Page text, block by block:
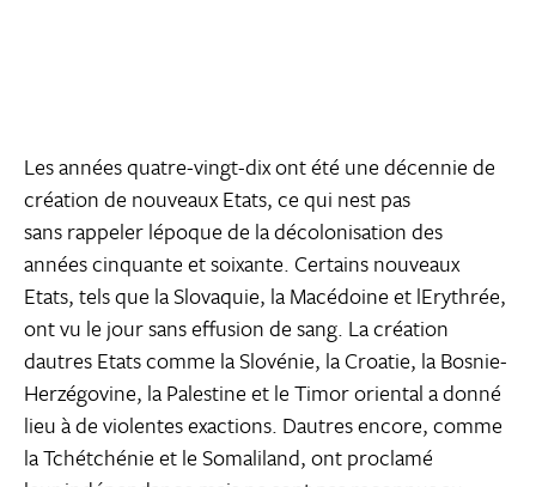
Les années quatre-vingt-dix ont été une décennie de
création de nouveaux Etats, ce qui nest pas
sans rappeler lépoque de la décolonisation des
années cinquante et soixante. Certains nouveaux
Etats, tels que la Slovaquie, la Macédoine et lErythrée,
ont vu le jour sans effusion de sang. La création
dautres Etats comme la Slovénie, la Croatie, la Bosnie-
Herzégovine, la Palestine et le Timor oriental a donné
lieu à de violentes exactions. Dautres encore, comme
la Tchétchénie et le Somaliland, ont proclamé